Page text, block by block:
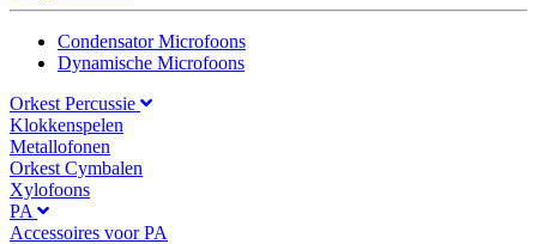
Condensator Microfoons
Dynamische Microfoons
Orkest Percussie
Klokkenspelen
Metallofonen
Orkest Cymbalen
Xylofoons
PA
Accessoires voor PA